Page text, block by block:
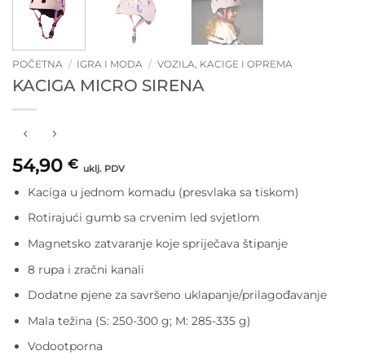
POČETNA / IGRA I MODA / VOZILA, KACIGE I OPREMA
KACIGA MICRO SIRENA
54,90 € uklj. PDV
Kaciga u jednom komadu (presvlaka sa tiskom)
Rotirajući gumb sa crvenim led svjetlom
Magnetsko zatvaranje koje spriječava štipanje
8 rupa i zračni kanali
Dodatne pjene za savršeno uklapanje/prilagođavanje
Mala težina (S: 250-300 g; M: 285-335 g)
Vodootporna